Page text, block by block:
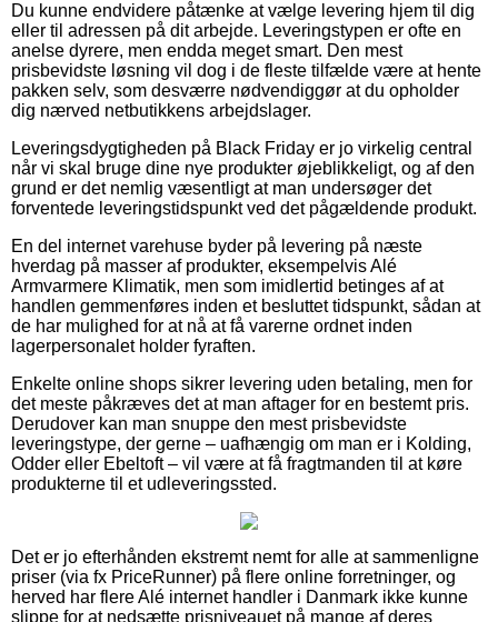
Du kunne endvidere påtænke at vælge levering hjem til dig
eller til adressen på dit arbejde. Leveringstypen er ofte en
anelse dyrere, men endda meget smart. Den mest
prisbevidste løsning vil dog i de fleste tilfælde være at hente
pakken selv, som desværre nødvendiggør at du opholder
dig nærved netbutikkens arbejdslager.
Leveringsdygtigheden på Black Friday er jo virkelig central
når vi skal bruge dine nye produkter øjeblikkeligt, og af den
grund er det nemlig væsentligt at man undersøger det
forventede leveringstidspunkt ved det pågældende produkt.
En del internet varehuse byder på levering på næste
hverdag på masser af produkter, eksempelvis Alé
Armvarmere Klimatik, men som imidlertid betinges af at
handlen gemmenføres inden et besluttet tidspunkt, sådan at
de har mulighed for at nå at få varerne ordnet inden
lagerpersonalet holder fyraften.
Enkelte online shops sikrer levering uden betaling, men for
det meste påkræves det at man aftager for en bestemt pris.
Derudover kan man snuppe den mest prisbevidste
leveringstype, der gerne – uafhængig om man er i Kolding,
Odder eller Ebeltoft – vil være at få fragtmanden til at køre
produkterne til et udleveringssted.
Det er jo efterhånden ekstremt nemt for alle at sammenligne
priser (via fx PriceRunner) på flere online forretninger, og
herved har flere Alé internet handler i Danmark ikke kunne
slippe for at nedsætte prisniveauet på mange af deres